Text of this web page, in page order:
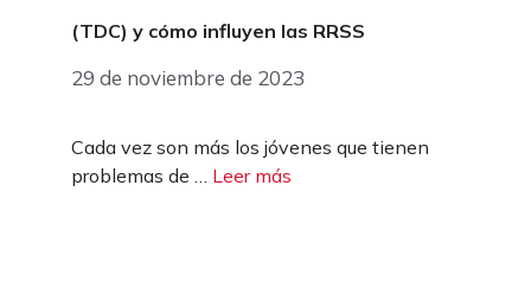
(TDC) y cómo influyen las RRSS
29 de noviembre de 2023
Cada vez son más los jóvenes que tienen
problemas de … Leer más